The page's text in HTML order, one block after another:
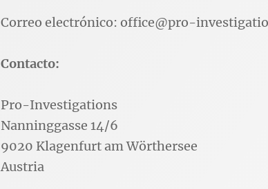
Correo electrónico: office@pro-
Contacto:
Pro-Investigations
Nanninggasse 14/6
9020 Klagenfurt am Wörthersee
Austria